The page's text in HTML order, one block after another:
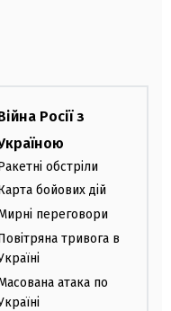
Росії з
обстріли
бойових дій
переговори
тривога в
атака по